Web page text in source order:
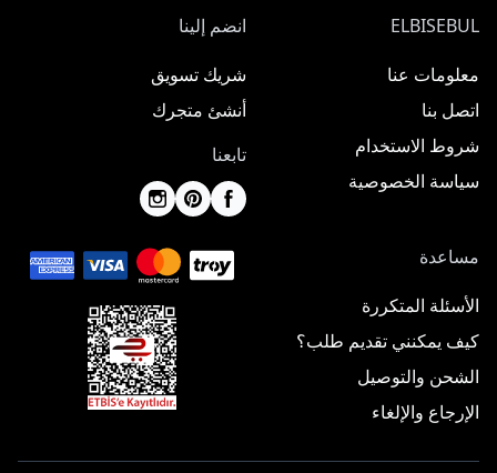
ELBISEBUL
معلومات عنا
اتصل بنا
شروط الاستخدام
سياسة الخصوصية
انضم إلينا
شريك تسويق
أنشئ متجرك
تابعنا
مساعدة
الأسئلة المتكررة
كيف يمكنني تقديم طلب؟
الشحن والتوصيل
الإرجاع والإلغاء